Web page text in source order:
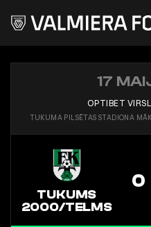
17
OPTIBET
TUKUMA PILSĒTAS STADIONA
TUKUMS
2000/TELMS
0